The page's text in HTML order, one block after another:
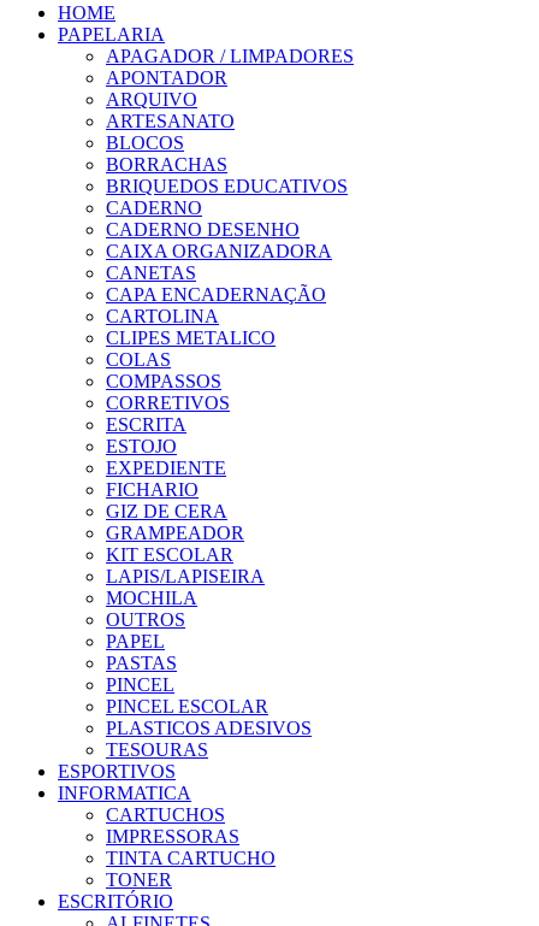
HOME
PAPELARIA
APAGADOR / LIMPADORES
APONTADOR
ARQUIVO
ARTESANATO
BLOCOS
BORRACHAS
BRIQUEDOS EDUCATIVOS
CADERNO
CADERNO DESENHO
CAIXA ORGANIZADORA
CANETAS
CAPA ENCADERNAÇÃO
CARTOLINA
CLIPES METALICO
COLAS
COMPASSOS
CORRETIVOS
ESCRITA
ESTOJO
EXPEDIENTE
FICHARIO
GIZ DE CERA
GRAMPEADOR
KIT ESCOLAR
LAPIS/LAPISEIRA
MOCHILA
OUTROS
PAPEL
PASTAS
PINCEL
PINCEL ESCOLAR
PLASTICOS ADESIVOS
TESOURAS
ESPORTIVOS
INFORMATICA
CARTUCHOS
IMPRESSORAS
TINTA CARTUCHO
TONER
ESCRITÓRIO